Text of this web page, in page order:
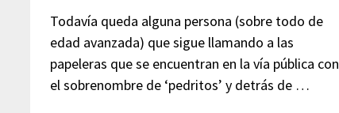
Todavía queda alguna persona (sobre todo de
edad avanzada) que sigue llamando a las
papeleras que se encuentran en la vía pública con
el sobrenombre de ‘pedritos’ y detrás de …